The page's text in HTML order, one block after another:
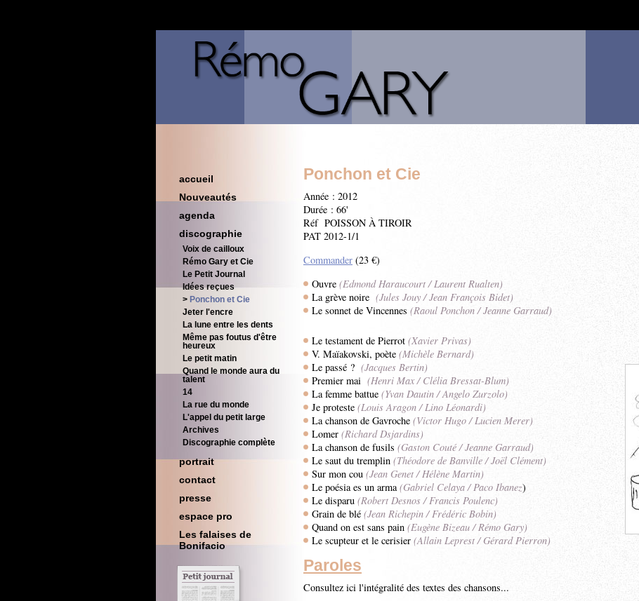
accueil
Nouveautés
agenda
discographie
Voix de cailloux
Rémo Gary et Cie
Le Petit Journal
Idées reçues
Ponchon et Cie
Jeter l'encre
La lune entre les dents
Même pas foutus d'être
heureux
Le petit matin
Quand le monde aura du
talent
14
La rue du monde
L'appel du petit large
Archives
Discographie complète
portrait
contact
presse
espace pro
Les falaises de
Bonifacio
Ponchon et Cie
Année : 2012
Durée : 66'
Réf POISSON À TIROIR
PAT 2012-1/1
Commander (23 €)
Ouvre (Edmond Haraucourt / Laurent Rualten)
La grève noire (Jules Jouy / Jean François Bidet)
Le sonnet de Vincennes (Raoul Ponchon / Jeanne Garraud)
Le testament de Pierrot (Xavier Privas)
V. Maïakovski, poète (Michèle Bernard)
Le passé ? (Jacques Bertin)
Premier mai (Henri Max / Clélia Bressat-Blum)
La femme battue (Yvan Dautin / Angelo Zurzolo)
Je proteste (Louis Aragon / Lino Léonardi)
La chanson de Gavroche (Victor Hugo / Lucien Merer)
Lomer (Richard Dsjardins)
La chanson de fusils (Gaston Couté / Jeanne Garraud)
Le saut du tremplin (Théodore de Banville / Joël Clément)
Sur mon cou (Jean Genet / Hélène Martin)
Le poésia es un arma(Gabriel Celaya / Paco Ibanez)
Le disparu (Robert Desnos / Francis Poulenc)
Grain de blé (Jean Richepin / Frédéric Bobin)
Quand on est sans pain (Eugène Bizeau / Rémo Gary)
Le scupteur et le cerisier (Allain Leprest / Gérard Pierron)
Paroles
Consultez ici l'intégralité des textes des chansons...